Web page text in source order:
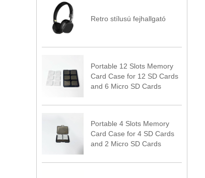
Retro stílusú fejhallgató
Portable 12 Slots Memory
Card Case for 12 SD Cards
and 6 Micro SD Cards
Portable 4 Slots Memory
Card Case for 4 SD Cards
and 2 Micro SD Cards